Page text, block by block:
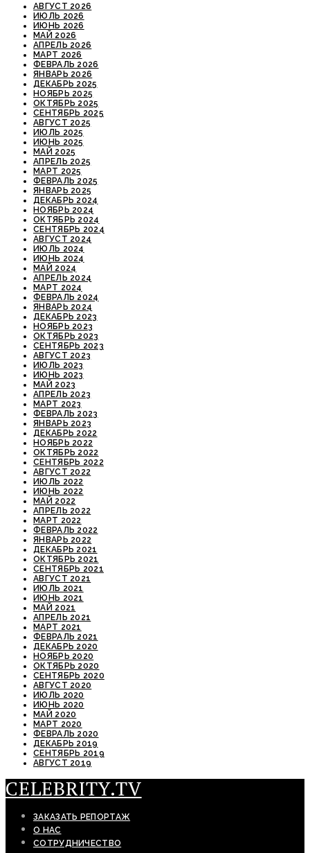
АВГУСТ 2026
ИЮЛЬ 2026
ИЮНЬ 2026
МАЙ 2026
АПРЕЛЬ 2026
МАРТ 2026
ФЕВРАЛЬ 2026
ЯНВАРЬ 2026
ДЕКАБРЬ 2025
НОЯБРЬ 2025
ОКТЯБРЬ 2025
СЕНТЯБРЬ 2025
АВГУСТ 2025
ИЮЛЬ 2025
ИЮНЬ 2025
МАЙ 2025
АПРЕЛЬ 2025
МАРТ 2025
ФЕВРАЛЬ 2025
ЯНВАРЬ 2025
ДЕКАБРЬ 2024
НОЯБРЬ 2024
ОКТЯБРЬ 2024
СЕНТЯБРЬ 2024
АВГУСТ 2024
ИЮЛЬ 2024
ИЮНЬ 2024
МАЙ 2024
АПРЕЛЬ 2024
МАРТ 2024
ФЕВРАЛЬ 2024
ЯНВАРЬ 2024
ДЕКАБРЬ 2023
НОЯБРЬ 2023
ОКТЯБРЬ 2023
СЕНТЯБРЬ 2023
АВГУСТ 2023
ИЮЛЬ 2023
ИЮНЬ 2023
МАЙ 2023
АПРЕЛЬ 2023
МАРТ 2023
ФЕВРАЛЬ 2023
ЯНВАРЬ 2023
ДЕКАБРЬ 2022
НОЯБРЬ 2022
ОКТЯБРЬ 2022
СЕНТЯБРЬ 2022
АВГУСТ 2022
ИЮЛЬ 2022
ИЮНЬ 2022
МАЙ 2022
АПРЕЛЬ 2022
МАРТ 2022
ФЕВРАЛЬ 2022
ЯНВАРЬ 2022
ДЕКАБРЬ 2021
ОКТЯБРЬ 2021
СЕНТЯБРЬ 2021
АВГУСТ 2021
ИЮЛЬ 2021
ИЮНЬ 2021
МАЙ 2021
АПРЕЛЬ 2021
МАРТ 2021
ФЕВРАЛЬ 2021
ДЕКАБРЬ 2020
НОЯБРЬ 2020
ОКТЯБРЬ 2020
СЕНТЯБРЬ 2020
АВГУСТ 2020
ИЮЛЬ 2020
ИЮНЬ 2020
МАЙ 2020
МАРТ 2020
ФЕВРАЛЬ 2020
ДЕКАБРЬ 2019
СЕНТЯБРЬ 2019
АВГУСТ 2019
CELEBRITY.TV
ЗАКАЗАТЬ РЕПОРТАЖ
О НАС
СОТРУДНИЧЕСТВО